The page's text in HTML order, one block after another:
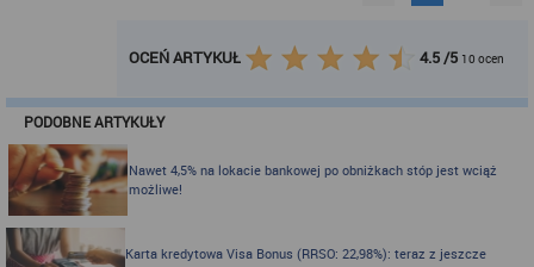
OCEŃ ARTYKUŁ 4.5/5 10 ocen
PODOBNE ARTYKUŁY
Nawet 4,5% na lokacie bankowej po obniżkach stóp jest wciąż
możliwe!
Karta kredytowa Visa Bonus (RRSO: 22,98%): teraz z jeszcze